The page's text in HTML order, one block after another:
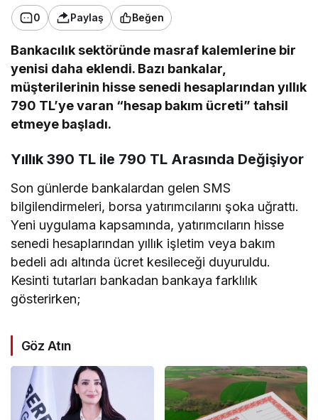
0 Paylaş Beğen
Bankacılık sektöründe masraf kalemlerine bir
yenisi daha eklendi. Bazı bankalar,
müşterilerinin hisse senedi hesaplarından yıllık
790 TL’ye varan “hesap bakım ücreti” tahsil
etmeye başladı.
Yıllık 390 TL ile 790 TL Arasında Değişiyor
Son günlerde bankalardan gelen SMS
bilgilendirmeleri, borsa yatırımcılarını şoka uğrattı.
Yeni uygulama kapsamında, yatırımcıların hisse
senedi hesaplarından yıllık işletim veya bakım
bedeli adı altında ücret kesileceği duyuruldu.
Kesinti tutarları bankadan bankaya farklılık
gösterirken;
Göz Atın